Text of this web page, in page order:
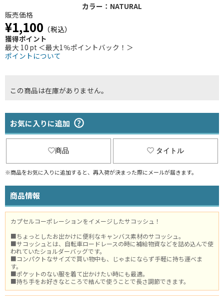
カラー：NATURAL
販売価格
¥1,100 （税込）
獲得ポイント
最大 10 pt ＜最大1％ポイントバック！＞
ポイントについて
この商品は在庫がありません。
お気に入りに追加
商品 タイトル
※商品をお気に入りに追加すると、再入荷が決まった際にメールが届きます。
商品情報
カプセルコーポレーションをイメージしたサコッシュ！
■ちょっとしたお出かけに便利なキャンバス素材のサコッシュ。
■サコッシュとは、自転車ロードレースの時に補給物資などを詰め込んで使
われていたショルダーバッグです。
■コンパクトなサイズで買い物中も、じゃまにならず手軽に持ち運べま
す。
■ポケットのない服を着て出かけたい時にも最適。
■持ち手をお好きなところで結んで使うことで長さ調節できます。